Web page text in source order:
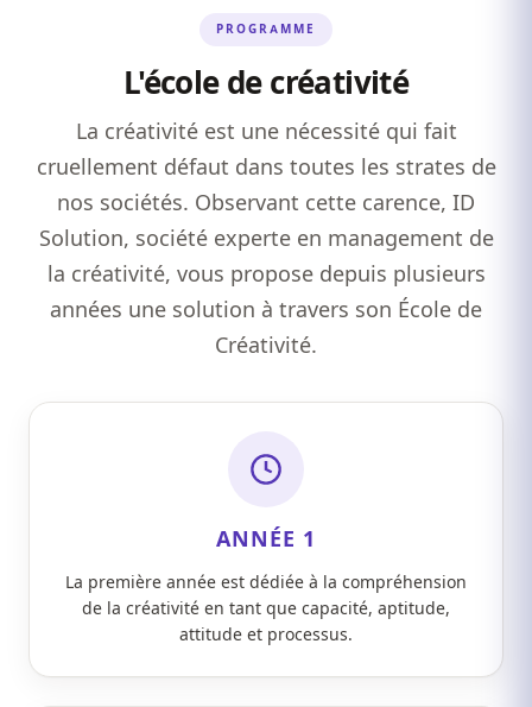
PROGRAMME
L'école de créativité
La créativité est une nécessité qui fait
cruellement défaut dans toutes les strates de
nos sociétés. Observant cette carence, ID
Solution, société experte en management de
la créativité, vous propose depuis plusieurs
années une solution à travers son École de
Créativité.
ANNÉE 1
La première année est dédiée à la compréhension
de la créativité en tant que capacité, aptitude,
attitude et processus.